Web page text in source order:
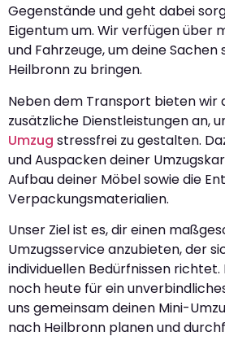
Gegenstände und geht dabei
Eigentum um. Wir verfügen über
und Fahrzeuge, um deine Sachen
Heilbronn zu bringen.
Neben dem Transport bieten wir
zusätzliche Dienstleistungen an,
Umzug stressfrei zu gestalten.
und Auspacken deiner
Aufbau deiner Möbel sowie die
Verpackungsmaterialien.
Unser Ziel ist es, dir einen
Umzugsservice anzubieten, der
individuellen Bedürfnissen
noch heute für ein
uns gemeinsam deinen Mini-
nach Heilbronn planen und